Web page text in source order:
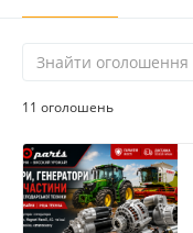
11 оголошень